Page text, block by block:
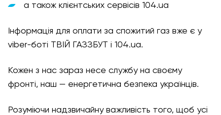
а також клієнтських сервісів 104.ua
Інформація для оплати за спожитий газ вже є у
viber-боті ТВІЙ ГАЗЗБУТ і 104.ua.
Кожен з нас зараз несе службу на своєму
фронті, наш — енергетична безпека українців.
Розуміючи надзвичайну важливість того, щоб усі